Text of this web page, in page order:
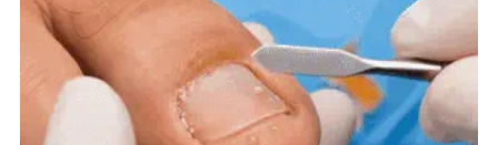
Fungus Dries Up And Falls Off After The
First Use